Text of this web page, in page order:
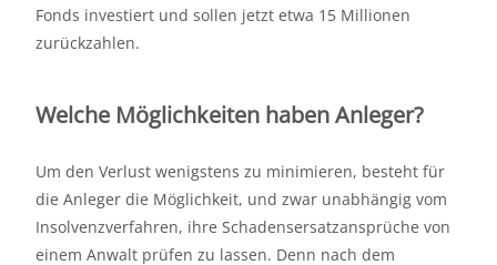
Fonds investiert und sollen jetzt etwa 15 Millionen
zurückzahlen.
Welche Möglichkeiten haben Anleger?
Um den Verlust wenigstens zu minimieren, besteht für
die Anleger die Möglichkeit, und zwar unabhängig vom
Insolvenzverfahren, ihre Schadensersatzansprüche von
einem Anwalt prüfen zu lassen. Denn nach dem